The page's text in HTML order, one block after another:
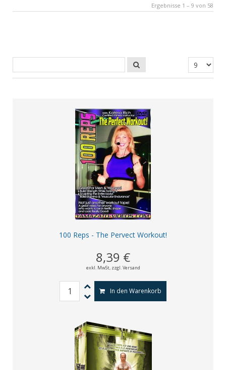
Ergebnisse 1 – 9 von 58
100 Reps - The Pervect Workout!
8,39 €
exkl. MwSt, zzgl. Versand
In den Warenkorb